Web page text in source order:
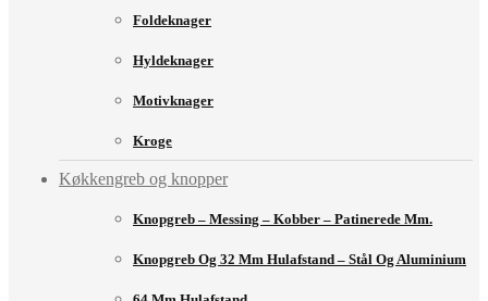
Foldeknager
Hyldeknager
Motivknager
Kroge
Køkkengreb og knopper
Knopgreb – Messing – Kobber – Patinerede Mm.
Knopgreb Og 32 Mm Hulafstand – Stål Og Aluminium